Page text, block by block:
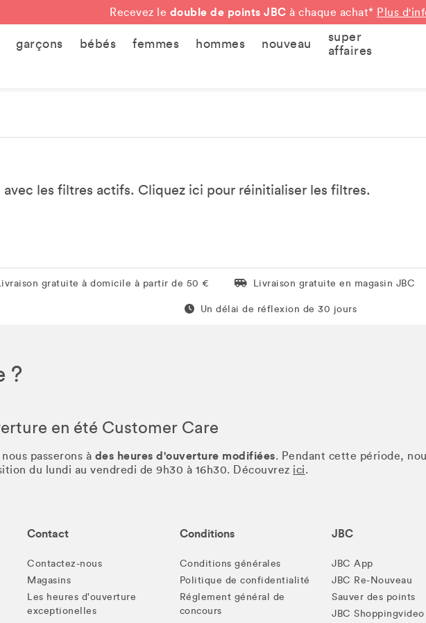
Recevez le double de points JBC à chaque achat* Plus
garçons bébés femmes hommes nouveau
super
affaires
les filtres actifs. Cliquez ici pour réinitialiser les filtres.
gratuite à domicile à partir de 50 € Livraison gratuite en magasin JBC
Livraison gratuite en magasin JBC
Un délai de réflexion de 60 jours
Un délai de réflexion de 30 jours
?
en été Customer Care
passerons à des heures d'ouverture modifiées. Pendant cette période,
du lundi au vendredi de 9h30 à 16h30. Découvrez ici.
Contact
Contactez-nous
Magasins
Les heures d'ouverture
exceptionelles
Conditions
Conditions générales
Politique de confidentialité
Réglement général de
concours
JBC
JBC App
JBC Re-Nouveau
Sauver des points
JBC Shoppingvideo